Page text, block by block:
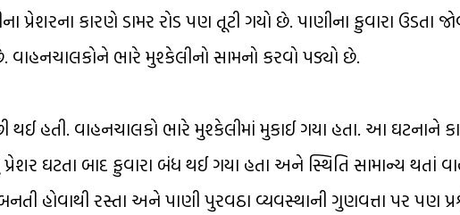
કારણે ડામર રોડ પણ તૂટી ગયો છે. પાણીના ફુવારા ઉડતા
ભારે મુશ્કેલીનો સામનો કરવો પડ્યો છે.
થઈ હતી. વાહનચાલકો ભારે મુશ્કેલીમાં મુકાઈ ગયા હતા. આ ઘટનાને
ઘટતા બાદ ફુવારા બંધ થઈ ગયા હતા અને સ્થિતિ સામાન્ય થતાં
હોવાથી રસ્તા અને પાણી પુરવઠા વ્યવસ્થાની ગુણવત્તા પર પણ